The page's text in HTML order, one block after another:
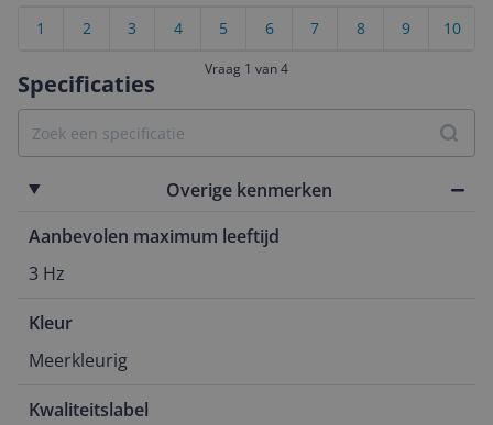
Specificaties
Overige kenmerken
Aanbevolen maximum leeftijd
3 Hz
Kleur
Meerkleurig
Kwaliteitslabel
10
9
8
7
6
5
4
3
2
1
Vraag 1 van 4